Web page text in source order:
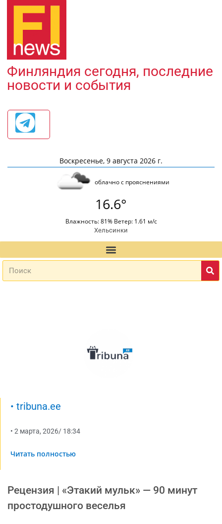
Финляндия сегодня, последние
новости и события
Воскресенье, 9 августа 2026 г.
облачно с прояснениями
16.6°
Влажность: 81% Ветер: 1.61 м/с
Хельсинки
• tribuna.ee
• 2 марта, 2026/ 18:34
Читать полностью
Рецензия | «Этакий мульк» — 90 минут
простодушного веселья